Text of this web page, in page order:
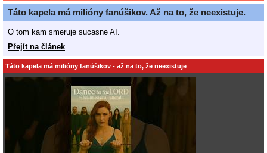
Táto kapela má milióny fanúšikov. Až na to, že neexistuje.
O tom kam smeruje sucasne AI.
Přejít na článek
Táto kapela má milióny fanúšikov - až na to, že neexistuje